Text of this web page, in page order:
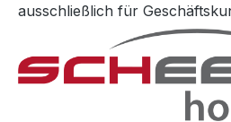
Hauptinhalt springen
Zur Suche springen
Zur Hauptnavigation
ausschließlich für